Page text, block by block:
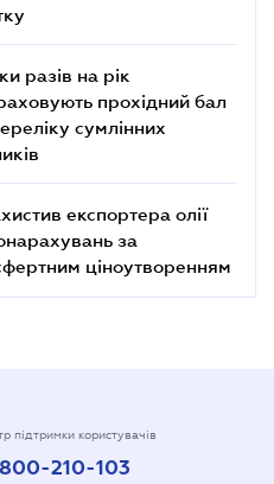
разів на рік
прохідний бал
сумлінних
експортера олії
за
ціноутворенням
підтримки користувачів
210-103